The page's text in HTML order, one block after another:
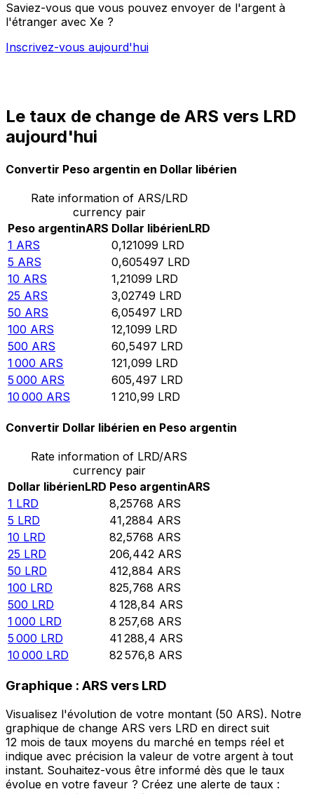
Saviez-vous que vous pouvez envoyer de l'argent à
l'étranger avec Xe ?
Inscrivez-vous aujourd'hui
Le taux de change de ARS vers LRD
aujourd'hui
Convertir Peso argentin en Dollar libérien
Rate information of ARS/LRD
currency pair
Peso argentinARS Dollar libérienLRD
1 ARS 0,121099 LRD
5 ARS 0,605497 LRD
10 ARS 1,21099 LRD
25 ARS 3,02749 LRD
50 ARS 6,05497 LRD
100 ARS 12,1099 LRD
500 ARS 60,5497 LRD
1 000 ARS 121,099 LRD
5 000 ARS 605,497 LRD
10 000 ARS 1 210,99 LRD
Convertir Dollar libérien en Peso argentin
Rate information of LRD/ARS
currency pair
Dollar libérienLRD Peso argentinARS
1 LRD 8,25768 ARS
5 LRD 41,2884 ARS
10 LRD 82,5768 ARS
25 LRD 206,442 ARS
50 LRD 412,884 ARS
100 LRD 825,768 ARS
500 LRD 4 128,84 ARS
1 000 LRD 8 257,68 ARS
5 000 LRD 41 288,4 ARS
10 000 LRD 82 576,8 ARS
Graphique : ARS vers LRD
Visualisez l'évolution de votre montant (50 ARS). Notre
graphique de change ARS vers LRD en direct suit
12 mois de taux moyens du marché en temps réel et
indique avec précision la valeur de votre argent à tout
instant. Souhaitez-vous être informé dès que le taux
évolue en votre faveur ? Créez une alerte de taux :